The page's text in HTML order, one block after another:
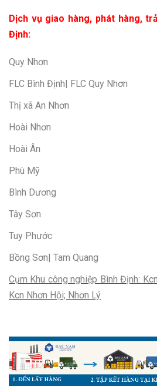
Dịch vụ giao hàng, phát hàng,
Định:
Quy Nhơn
FLC Bình Định| FLC Quy Nhơn
Thị xã An Nhơn
Hoài Nhơn
Hoài Ân
Phù Mỹ
Bình Dương
Tây Sơn
Tuy Phước
Bồng Sơn| Tam Quang
Cụm Khu công nghiệp Bình Định:
Kcn Nhơn Hội; Nhơn Lý